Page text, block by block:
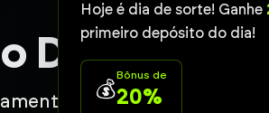
Hoje é dia de sorte! Ganhe
primeiro depósito do dia!
💰
Bônus de
20%
no
Acompanhe os